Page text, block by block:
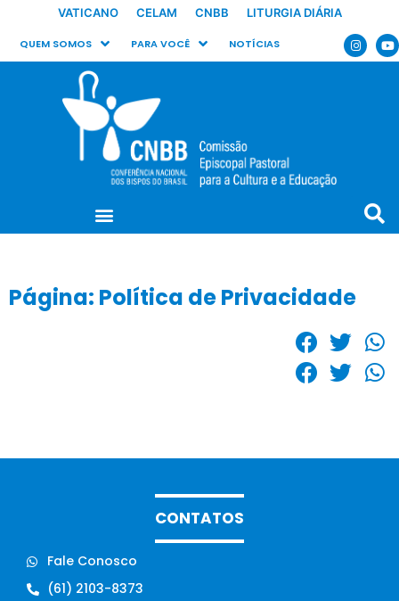
VATICANO CELAM CNBB LITURGIA DIÁRIA
QUEM SOMOS PARA VOCÊ NOTÍCIAS
Página: Política de Privacidade
CONTATOS
Fale Conosco
(61) 2103-8373